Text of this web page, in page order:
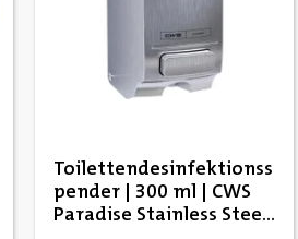
Toilettendesinfektionss
pender | 300 ml | CWS
Paradise Stainless Steel